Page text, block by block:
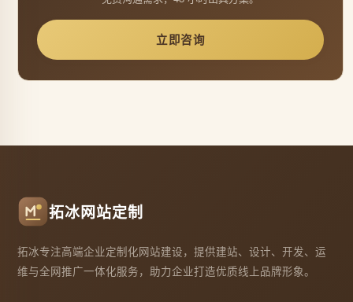
立即咨询
拓冰网站定制
拓冰专注高端企业定制化网站建设，提供建站、设计、开发、运
维与全网推广一体化服务，助力企业打造优质线上品牌形象。